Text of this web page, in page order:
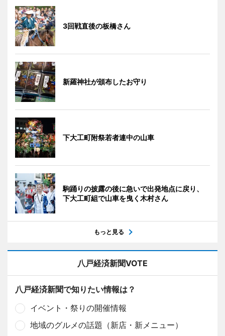
3回戦直後の板橋さん
新羅神社が頒布したお守り
下大工町附祭若者連中の山車
駒踊りの披露の後に急いで出発地点に戻り、
下大工町組で山車を曳く木村さん
もっと見る
八戸経済新聞VOTE
八戸経済新聞で知りたい情報は？
イベント・祭りの開催情報
地域のグルメの話題（新店・新メニュー）